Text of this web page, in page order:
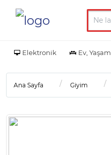
Elektronik Ev, Yaşam
Ana Sayfa Giyim